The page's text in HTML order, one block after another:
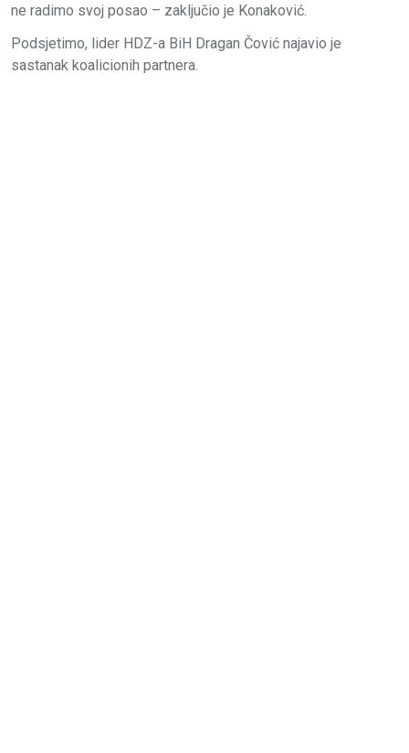
ne radimo svoj posao – zaključio je Konaković.
Podsjetimo, lider HDZ-a BiH Dragan Čović najavio je
sastanak koalicionih partnera.